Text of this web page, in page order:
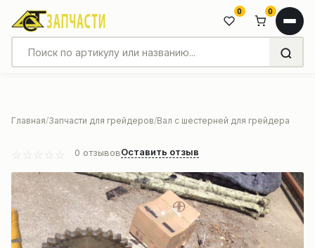
0 0
Главная Запчасти для грейдеров Вал с шестерней для грейдера
0 отзывовОставить отзыв